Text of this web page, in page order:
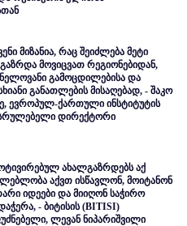
მიზანია, რაც შეიძლება მეტი
მოვიცვათ რეგიონებიდან,
გამოცდილებისა და
განათლების მისაღებად, - შაკო
ევროპულ-ქართული ინსტიტუტის
დირექტორი
ახალგაზრდებს აქ
აქვთ ისწავლონ, მოიტანონ
იდეები და მიიღონ საჭირო
- ბიტისის (BITISI)
ლევან ნიპარიშვილი